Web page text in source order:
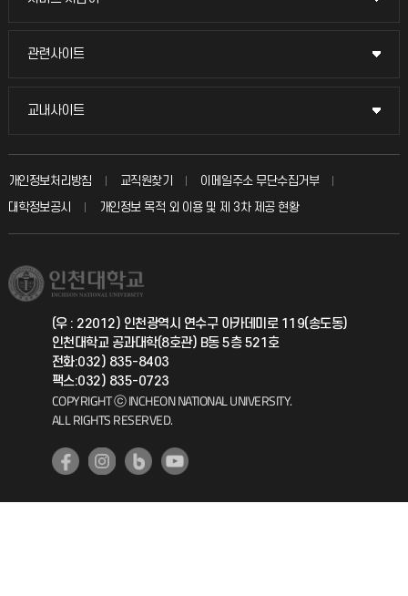
입학안내
취업정보(학생)
묻고 답하기
칭찬마당
학생서비스 지킴이
관련사이트
관련사이트
국방헬프콜
총동문회
교내사이트
교내사이트
교수회
교육혁신본부
국제지원과
공자아카데미
기초교육원
개인정보처리방침 교직원찾기
이메일주소 무단수집거부
대학정보공시
개인정보 목적 외 이용 및 제 3차 제공 현황
(우 : 22012) 인천광역시 연수구 아카데미로 119(송도동)
인천대학교 공과대학(8호관) B동 5층 521호
전화:032) 835-8403
팩스:032) 835-0723
COPYRIGHT ⓒ INCHEON NATIONAL UNIVERSITY.
ALL RIGHTS RESERVED.